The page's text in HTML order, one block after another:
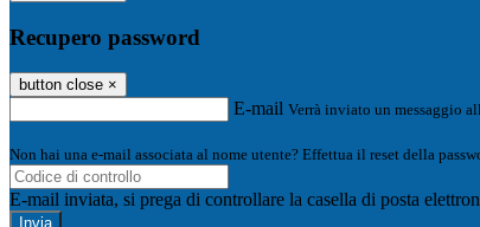
Recupero password
button close ×
E-mail Verrà inviato un messaggio
Non hai una e-mail associata al nome utente? Effettua il reset della
E-mail inviata, si prega di controllare la casella di posta